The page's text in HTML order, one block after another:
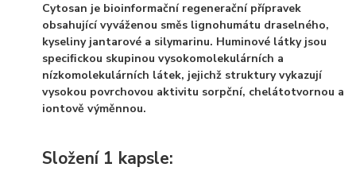
Cytosan je bioinformační regenerační přípravek
obsahující vyváženou směs lignohumátu draselného,
kyseliny jantarové a silymarinu. Huminové látky jsou
speciﬁckou skupinou vysokomolekulárních a
nízkomolekulárních látek, jejichž struktury vykazují
vysokou povrchovou aktivitu sorpční, chelátotvornou a
iontově výměnnou.
Složení 1 kapsle: